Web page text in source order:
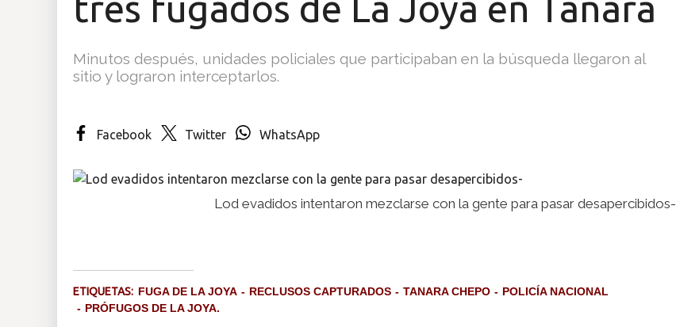
Minutos después, unidades policiales que participaban en la búsqueda llegaron al
sitio y lograron interceptarlos.
Facebook Twitter WhatsApp
Lod evadidos intentaron mezclarse con la gente para pasar desapercibidos-
ETIQUETAS: FUGA DE LA JOYA RECLUSOS CAPTURADOS TANARA CHEPO
POLICÍA NACIONAL
PRÓFUGOS DE LA JOYA.